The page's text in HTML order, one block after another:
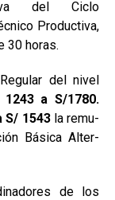
del Ciclo
Productiva,
30 horas.
del ni­vel
1243 a S/1780.
S/ 1543la remu­
Básica Alter­
de los